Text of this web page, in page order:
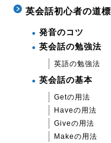
英会話初心者の道標
発音のコツ
英会話の勉強法
英語の勉強法
英会話の基本
Getの用法
Haveの用法
Giveの用法
Makeの用法